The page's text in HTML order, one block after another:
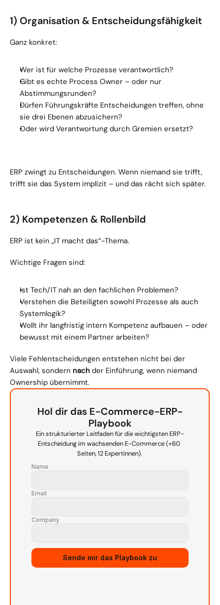
Hol dir das E-Commerce-ERP-
Playbook
Ein strukturierter Leitfaden für die wichtigsten ERP-
Entscheidung im wachsenden E-Commerce (+60
Seiten, 12 Expertinnen).
Name
Email
Company
Sende mir das Playbook zu
1) Organisation & Entscheidungsfähigkeit
Ganz konkret:
Wer ist für welche Prozesse verantwortlich?
Gibt es echte Process Owner – oder nur
Abstimmungsrunden?
Dürfen Führungskräfte Entscheidungen treffen, ohne
sie drei Ebenen abzusichern?
Oder wird Verantwortung durch Gremien ersetzt?
ERP zwingt zu Entscheidungen. Wenn niemand sie trifft,
trifft sie das System implizit – und das rächt sich später.
2) Kompetenzen & Rollenbild
ERP ist kein „IT macht das“-Thema.
Wichtige Fragen sind:
Ist Tech/IT nah an den fachlichen Problemen?
Verstehen die Beteiligten sowohl Prozesse als auch
Systemlogik?
Wollt ihr langfristig intern Kompetenz aufbauen – oder
bewusst mit einem Partner arbeiten?
Viele Fehlentscheidungen entstehen nicht bei der
Auswahl, sondern nach der Einführung, wenn niemand
Ownership übernimmt.